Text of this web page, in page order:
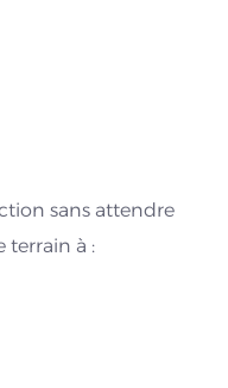
sans attendre
terrain à :